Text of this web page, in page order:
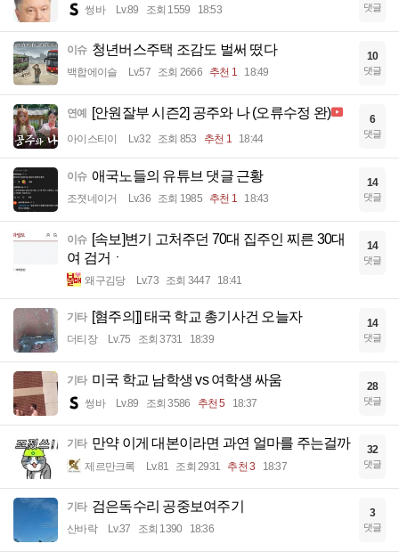
썽바 Lv.89 조회 1559 18:53 댓글
이슈 청년버스주택 조감도 벌써 떴다
백합에이슬 Lv.57 조회 2666 추천 1 18:49
10
댓글
연예 [안원잘부 시즌2] 공주와 나 (오류수정 완)
아이스티이 Lv.32 조회 853 추천 1 18:44
6
댓글
이슈 애국노들의 유튜브 댓글 근황
조졋네이거 Lv.36 조회 1985 추천 1 18:43
14
댓글
이슈 [속보]변기 고처주던 70대 집주인 찌른 30대
여 검거ㆍ
왜구김당 Lv.73 조회 3447 18:41
14
댓글
기타 [혐주의]] 태국 학교 총기사건 오늘자
더티장 Lv.75 조회 3731 18:39
14
댓글
기타 미국 학교 남학생 vs 여학생 싸움
썽바 Lv.89 조회 3586 추천 5 18:37
28
댓글
기타 만약 이게 대본이라면 과연 얼마를 주는걸까
제르만크록 Lv.81 조회 2931 추천 3 18:37
32
댓글
기타 검은독수리 공중보여주기
산바락 Lv.37 조회 1390 18:36
3
댓글